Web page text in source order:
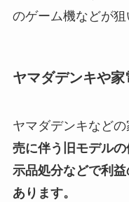
のゲーム機などが狙
ヤマダデンキや
ヤマダデンキなどの
売に伴う旧モデル
示品処分などで利
あります。